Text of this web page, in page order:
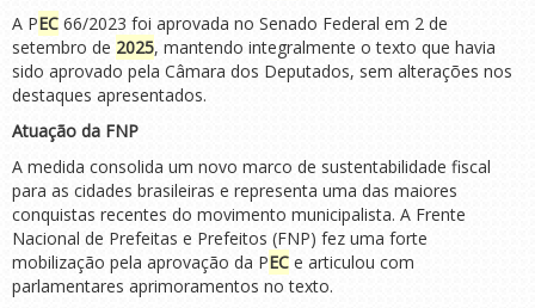
A PEC 66/2023 foi aprovada no Senado Federal em 2 de
setembro de 2025, mantendo integralmente o texto que havia
sido aprovado pela Câmara dos Deputados, sem alterações nos
destaques apresentados.
Atuação da FNP
A medida consolida um novo marco de sustentabilidade fiscal
para as cidades brasileiras e representa uma das maiores
conquistas recentes do movimento municipalista. A Frente
Nacional de Prefeitas e Prefeitos (FNP) fez uma forte
mobilização pela aprovação da PEC e articulou com
parlamentares aprimoramentos no texto.